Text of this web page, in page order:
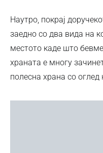
Наутро, покрај
заедно со два вида на
местото каде што
храната е многу
полесна храна со